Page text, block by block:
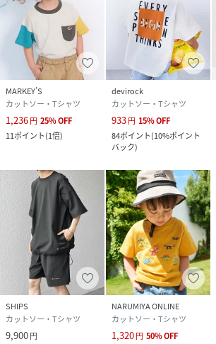
MARKEY’S
カットソー・Tシャツ
1,236円 25%OFF
11ポイント(1倍)
devirock
カットソー・Tシャツ
933円 15%OFF
84ポイント(10%ポイント
バック)
SHIPS
カットソー・Tシャツ
9,900円
NARUMIYA ONLINE
カットソー・Tシャツ
1,320円 50%OFF